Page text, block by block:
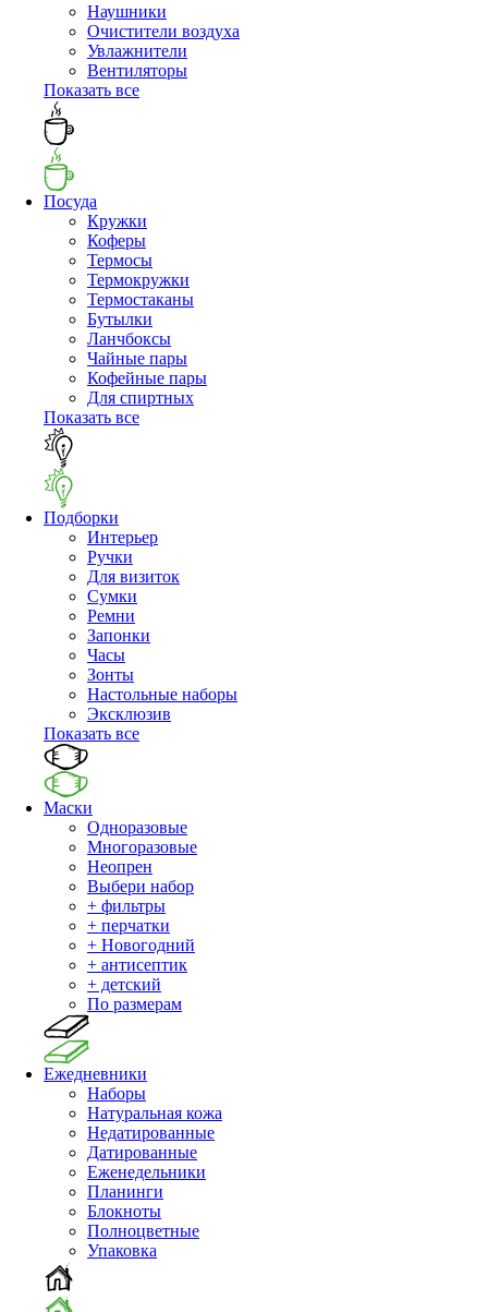
Наушники
Очистители воздуха
Увлажнители
Вентиляторы
Показать все
Посуда
Кружки
Коферы
Термосы
Термокружки
Термостаканы
Бутылки
Ланчбоксы
Чайные пары
Кофейные пары
Для спиртных
Показать все
Подборки
Интерьер
Ручки
Для визиток
Сумки
Ремни
Запонки
Часы
Зонты
Настольные наборы
Эксклюзив
Показать все
Маски
Одноразовые
Многоразовые
Неопрен
Выбери набор
+ фильтры
+ перчатки
+ Новогодний
+ антисептик
+ детский
По размерам
Ежедневники
Наборы
Натуральная кожа
Недатированные
Датированные
Еженедельники
Планинги
Блокноты
Полноцветные
Упаковка